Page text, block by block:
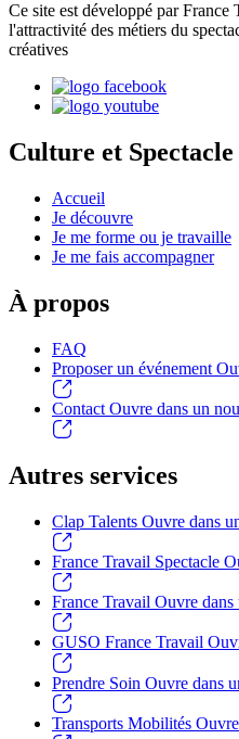
Ce site est développé par France
l'attractivité des métiers du
créatives
Culture et Spectacle
Accueil
Je découvre
Je me forme ou je travaille
Je me fais accompagner
À propos
FAQ
Proposer un événement
Contact Ouvre dans un
Autres services
Clap Talents Ouvre dans
France Travail Spectacle
France Travail Ouvre
GUSO France Travail
Prendre Soin Ouvre dans
Transports Mobilités